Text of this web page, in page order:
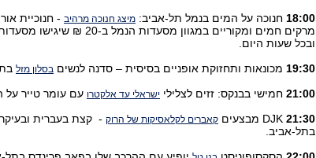
18:00 חנוכה על המים בנמל תל-אביב: מיצג חנוכה מרהיב - חנוכיית
מרקים חמים ומקוריים במגוון
ובכל שעות היום.
19:30 מכונאות ותחזוקת אופניים בסיסית – סדנה לנשים בסלון מזל
21:00 חמישי בבנקס: זזים לצלילי ישראלי עד אלקטרו עם עומר טייר על
21:30
קאברים לקלאסיקות של הרוק - קצת בעברית
בתל-אביב.